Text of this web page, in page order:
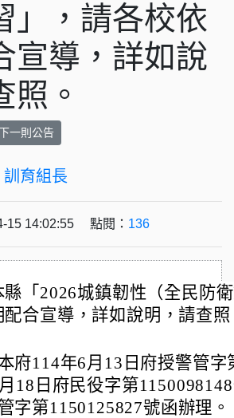
」，請各校依
宣導，詳如說
照。
一則公告
訓育組長
15 14:02:55 點閱： 136
縣「2026城鎮韌性（全民防
配合宣導，詳如說明，請查
府114年6月13日府授警管字
18日府民役字第
字第1150125827號函辦理。